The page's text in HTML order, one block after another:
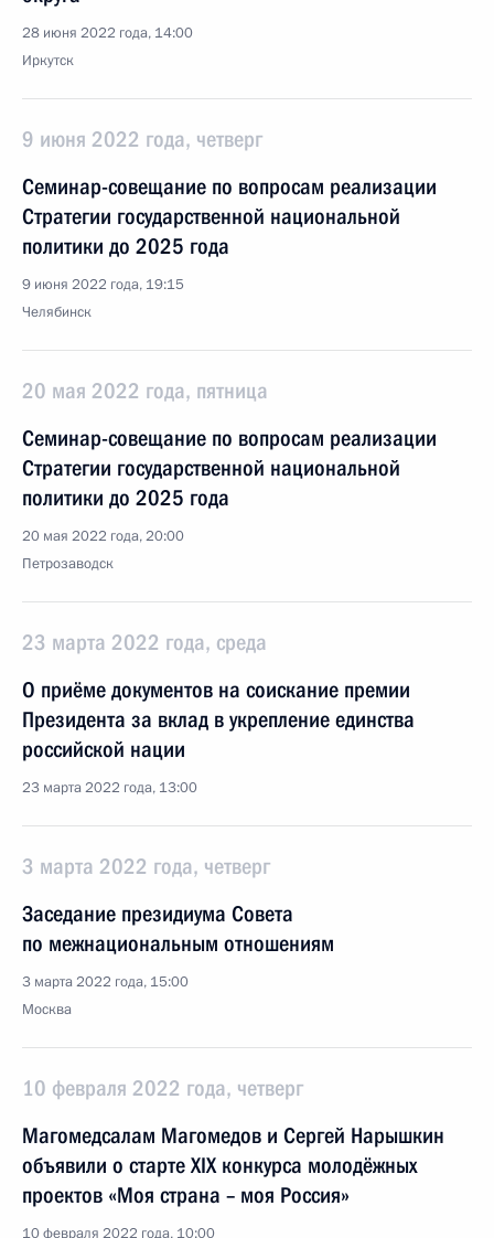
28 июня 2022 года, 14:00
Иркутск
9 июня 2022 года, четверг
Семинар-совещание по вопросам реализации
Стратегии государственной национальной
политики до 2025 года
9 июня 2022 года, 19:15
Челябинск
20 мая 2022 года, пятница
Семинар-совещание по вопросам реализации
Стратегии государственной национальной
политики до 2025 года
20 мая 2022 года, 20:00
Петрозаводск
23 марта 2022 года, среда
О приёме документов на соискание премии
Президента за вклад в укрепление единства
российской нации
23 марта 2022 года, 13:00
3 марта 2022 года, четверг
Заседание президиума Совета
по межнациональным отношениям
3 марта 2022 года, 15:00
Москва
10 февраля 2022 года, четверг
Магомедсалам Магомедов и Сергей Нарышкин
объявили о старте XIX конкурса молодёжных
проектов «Моя страна – моя Россия»
10 февраля 2022 года, 10:00